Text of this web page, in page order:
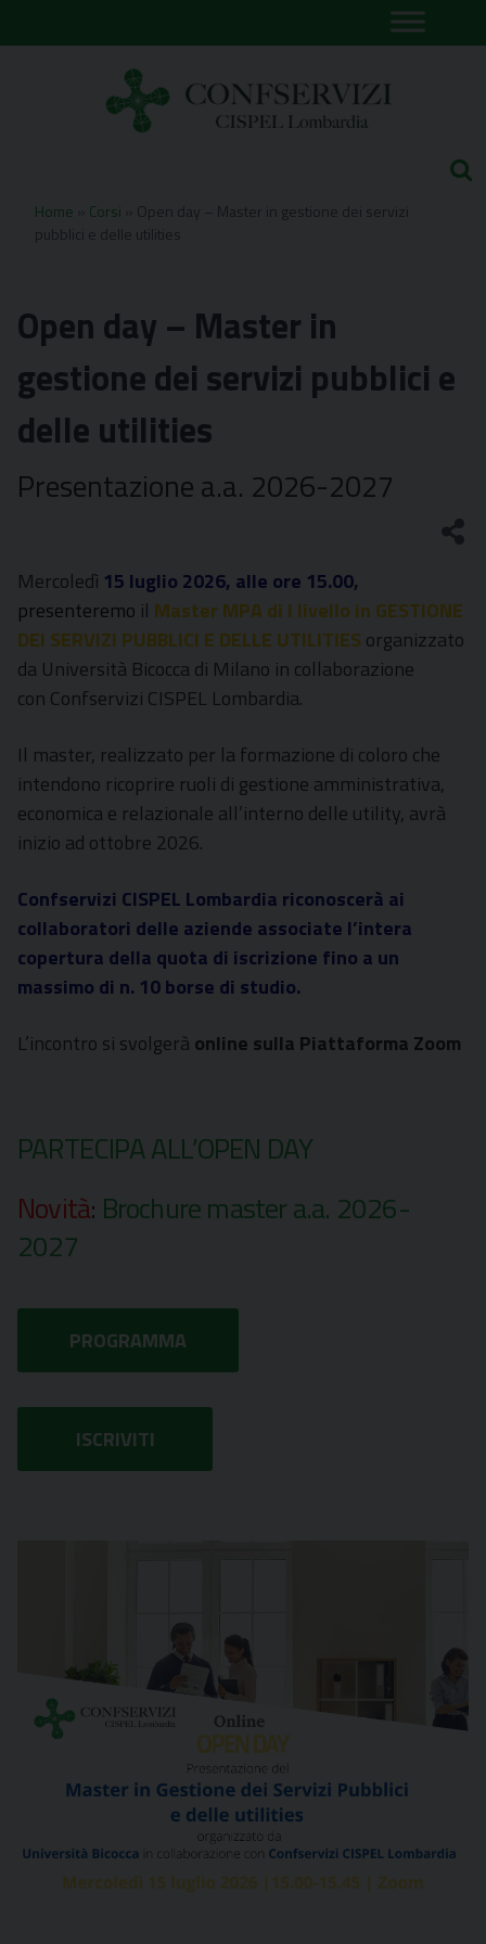
to
Home Corsi
Open day – Master in gestione dei servizi
pubblici e delle utilities
Open day – Master in
gestione dei servizi pubblici e
delle utilities
Presentazione a.a. 2026-2027
Mercoledì 15 luglio 2026, alle ore 15.00,
presenteremo il Master MPA di I livello in GESTIONE
DEI SERVIZI PUBBLICI E DELLE UTILITIES organizzato
da Università Bicocca di Milano in collaborazione
con Confservizi CISPEL Lombardia.
Il master, realizzato per la formazione di coloro che
intendono ricoprire ruoli di gestione amministrativa,
economica e relazionale all’interno delle utility, avrà
inizio ad ottobre 2026.
Confservizi CISPEL Lombardia riconoscerà ai
collaboratori delle aziende associate l’intera
copertura della quota di iscrizione fino a un
massimo di n. 10 borse di studio.
L’incontro si svolgerà online sulla Piattaforma Zoom
PARTECIPA ALL’OPEN DAY
Novità: Brochure master a.a. 2026-
2027
PROGRAMMA
ISCRIVITI